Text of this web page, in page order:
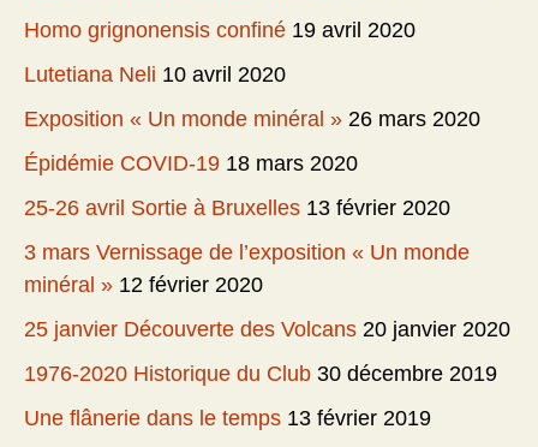
Homo grignonensis confiné 19 avril 2020
Lutetiana Neli 10 avril 2020
Exposition « Un monde minéral » 26 mars 2020
Épidémie COVID-19 18 mars 2020
25-26 avril Sortie à Bruxelles 13 février 2020
3 mars Vernissage de l’exposition « Un monde
minéral » 12 février 2020
25 janvier Découverte des Volcans 20 janvier 2020
1976-2020 Historique du Club 30 décembre 2019
Une flânerie dans le temps 13 février 2019